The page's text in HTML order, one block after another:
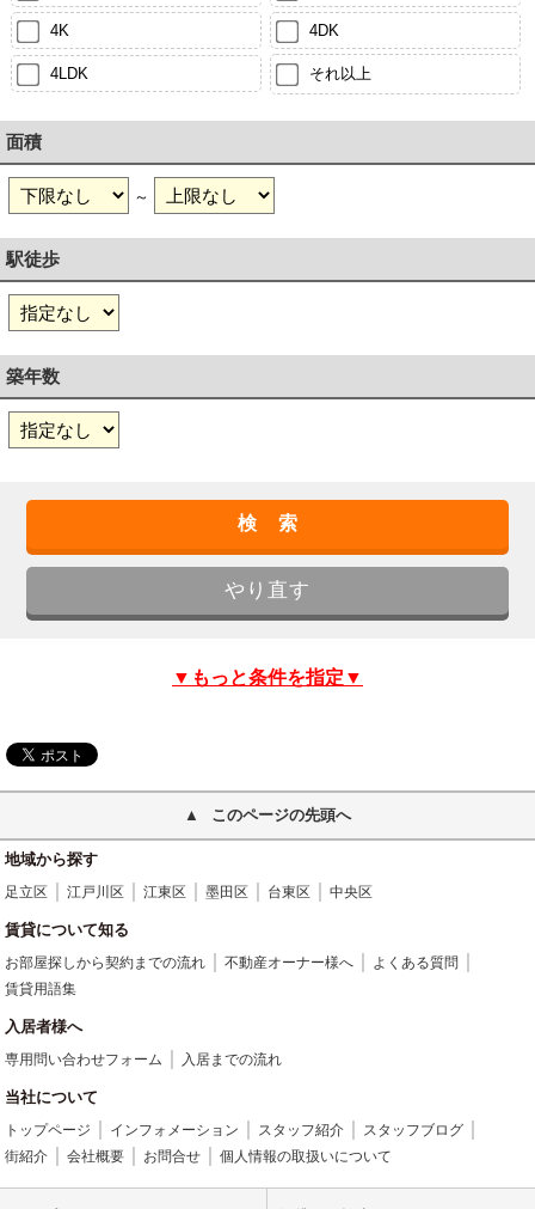
4K 4DK
4LDK それ以上
面積
～
駅徒歩
築年数
▼もっと条件を指定▼
このページの先頭へ
地域から探す
足立区 江戸川区 江東区 墨田区 台東区 中央区
賃貸について知る
お部屋探しから契約までの流れ 不動産オーナー様へ
よくある質問
賃貸用語集
入居者様へ
専用問い合わせフォーム 入居までの流れ
当社について
トップページ インフォメーション スタッフ紹介
スタッフブログ
街紹介
会社概要 お問合せ 個人情報の取扱いについて